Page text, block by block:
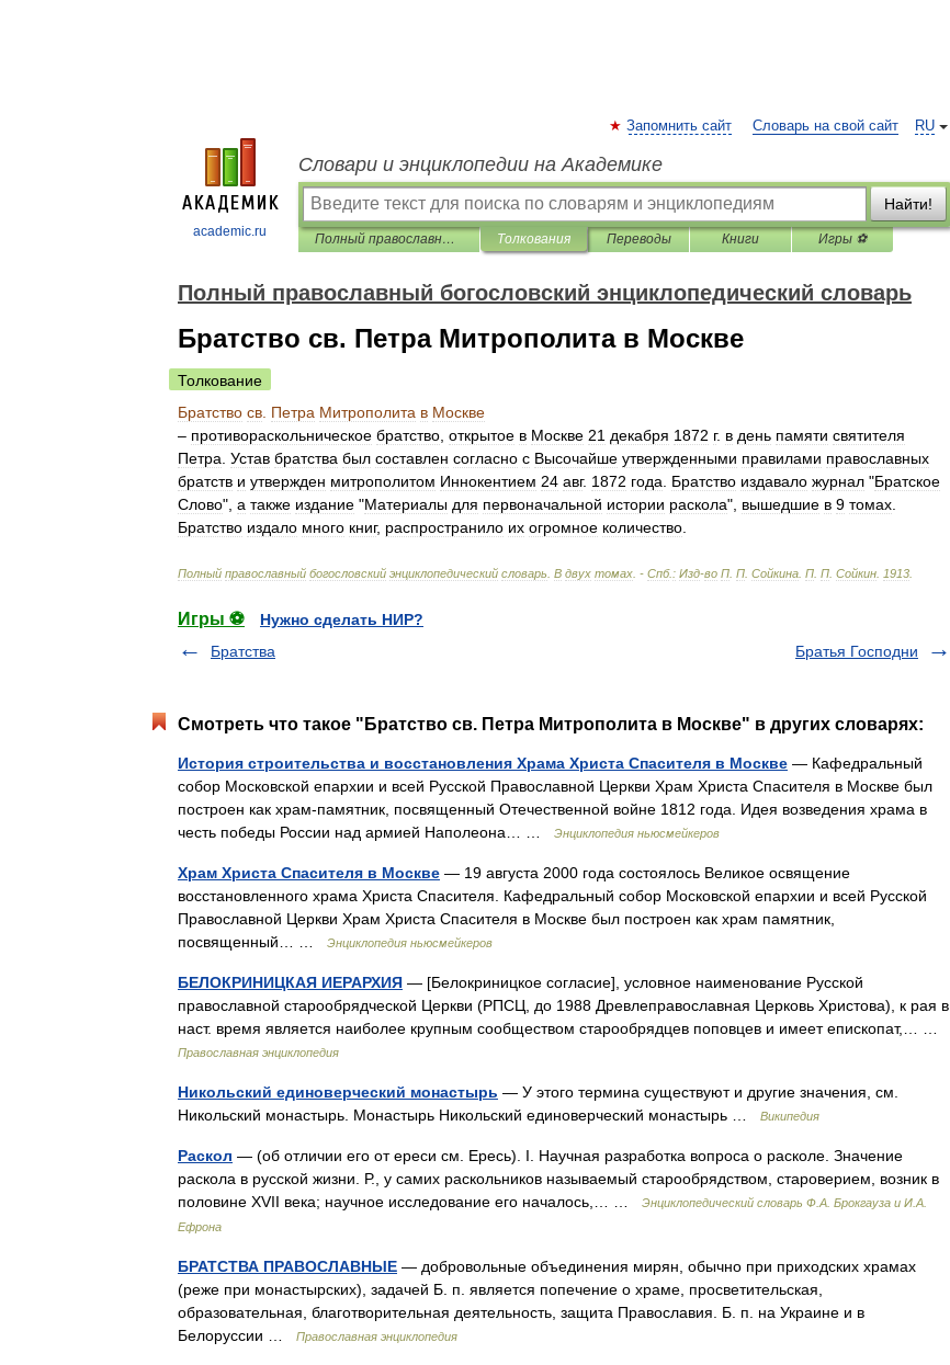
academic.ru
RU
Запомнить сайт Словарь на свой сайт
Словари и энциклопедии на Академике
Найти!
Полный православный богословский энциклопедический словарь Толкования Переводы Книги Игры ⚽
Полный православный богословский энциклопедический словарь
Братство св. Петра Митрополита в Москве
Толкование
Братство св Петра Митрополита в Москве
– противораскольническое братство открытое в Москве 21 декабря 1872 г. в день памяти святителя
Петра Устав братства был составлен согласно с Высочайше утвержденными правилами православных
братств и утвержден митрополитом Иннокентием 24 авг. 1872 года Братство издавало журнал "Братское
Слово", а также издание "Материалы для первоначальной истории раскола", вышедшие в 9 томах
Братство издало много книг, распространило их огромное количество
Полный православный богословский энциклопедический словарь В двух томах . - Спб. : Изд-во П П Сойкина П П Сойкин 1913
Игры ⚽
Нужно сделать НИР?
Братства
Братья Господни
Смотреть что такое "Братство св. Петра Митрополита в Москве" в других словарях:
История строительства и восстановления Храма Христа Спасителя в Москве — Кафедральный
собор Московской епархии и всей Русской Православной Церкви Храм Христа Спасителя в Москве был
построен как храм‑памятник, посвященный Отечественной войне 1812 года. Идея возведения храма в
честь победы России над армией Наполеона… …
Энциклопедия ньюсмейкеров
Храм Христа Спасителя в Москве — 19 августа 2000 года состоялось Великое освящение
восстановленного храма Христа Спасителя. Кафедральный собор Московской епархии и всей Русской
Православной Церкви Храм Христа Спасителя в Москве был построен как храм памятник,
посвященный… …
Энциклопедия ньюсмейкеров
БЕЛОКРИНИЦКАЯ ИЕРАРХИЯ — [Белокриницкое согласие], условное наименование Русской
православной старообрядческой Церкви (РПСЦ, до 1988 Древлеправославная Церковь Христова), к рая в
наст. время является наиболее крупным сообществом старообрядцев поповцев и имеет епископат,… …
Православная энциклопедия
Никольский единоверческий монастырь — У этого термина существуют и другие значения, см.
Никольский монастырь. Монастырь Никольский единоверческий монастырь …
Википедия
Раскол — (об отличии его от ереси см. Ересь). I. Научная разработка вопроса о расколе. Значение
раскола в русской жизни. Р., у самих раскольников называемый старообрядством, староверием, возник в
половине XVII века; научное исследование его началось,… …
Энциклопедический словарь Ф.А. Брокгауза и И.А.
Ефрона
БРАТСТВА ПРАВОСЛАВНЫЕ — добровольные объединения мирян, обычно при приходских храмах
(реже при монастырских), задачей Б. п. является попечение о храме, просветительская,
образовательная, благотворительная деятельность, защита Православия. Б. п. на Украине и в
Белоруссии …
Православная энциклопедия